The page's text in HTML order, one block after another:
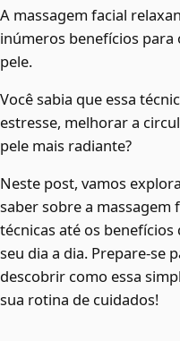
A massagem facial
inúmeros benefícios para
pele.
Você sabia que essa
estresse, melhorar a
pele mais radiante?
Neste post, vamos
saber sobre a massagem
técnicas até os
seu dia a dia. Prepare-se
descobrir como essa
sua rotina de cuidados!